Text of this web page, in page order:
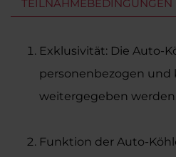
TEILNAHMEBEDINGUNGEN
Exklusivität: Die Auto-
personenbezogen
weitergegeben
Funktion der Auto-